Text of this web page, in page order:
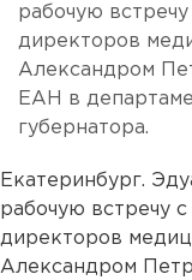
рабочую
директоров
Александром
ЕАН в
губернатора.
Екатеринбург.
рабочую встречу
директоров
Александром